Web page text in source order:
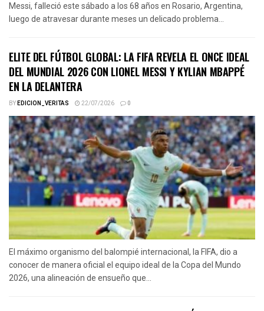
Messi, falleció este sábado a los 68 años en Rosario, Argentina,
luego de atravesar durante meses un delicado problema...
ELITE DEL FÚTBOL GLOBAL: LA FIFA REVELA EL ONCE IDEAL
DEL MUNDIAL 2026 CON LIONEL MESSI Y KYLIAN MBAPPÉ
EN LA DELANTERA
BYEDICION_VERITAS 22/07/2026 0
El máximo organismo del balompié internacional, la FIFA, dio a
conocer de manera oficial el equipo ideal de la Copa del Mundo
2026, una alineación de ensueño que...